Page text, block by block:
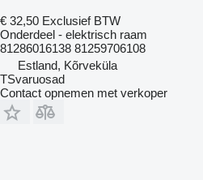
€ 32,50 Exclusief BTW
Onderdeel - elektrisch raam
81286016138 81259706108
Estland, Kõrveküla
TSvaruosad
Contact opnemen met verkoper